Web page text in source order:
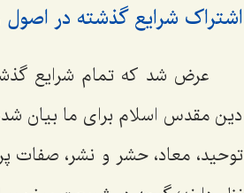
اشتراک شرایع گذشته در اصول
عرض شد که تمام شرایع
دین مقدس اسلام برای ما بیان
توحید، معاد، حشر و نشر، صفات